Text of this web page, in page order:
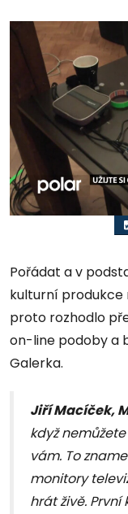
Pořádat a v
kulturní produkce
proto rozhodlo
on-line podoby a
Galerka.
Jiří Macíček,
když
vám. To
monitory
hrát živě.